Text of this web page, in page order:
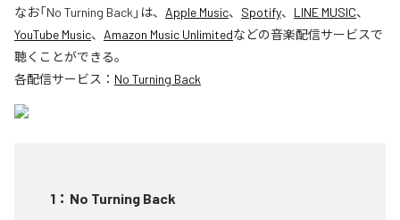
なお「No Turning Back 」は、 Apple Music、 Spotify、 LINE MUSIC、
YouTube Music、 Amazon Music Unlimitedなどの音楽配信サービスで
聴くことができる。
各配信サービス： No Turning Back
1 ： No Turning Back